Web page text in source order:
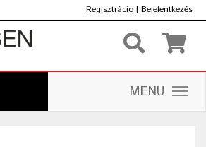
Regisztrácio | Bejelentkezés
MENU